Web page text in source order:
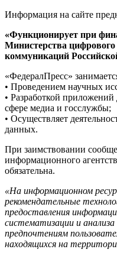
Информация на сайте
«Функционирует при
Министерства
коммуникаций
«ФедералПресс»
• Проведением научных
• Разработкой
сфере медиа и госслужбы;
• Осуществляет
данных.
При заимствовании
информационного
обязательна.
«На информационном
рекомендательные
предоставления
систематизации и
предпочтениям
находящихся на